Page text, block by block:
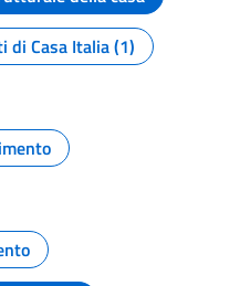
di Casa Italia (1)